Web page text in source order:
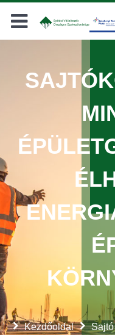
Keresés
Kezdőoldal Sajtó